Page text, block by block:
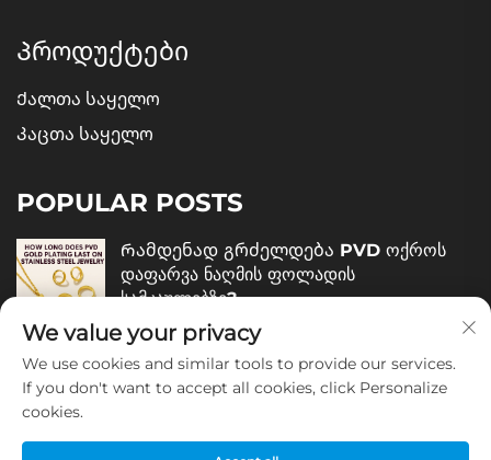
Პროდუქტები
Ქალთა საყელო
Კაცთა საყელო
POPULAR POSTS
Რამდენად გრძელდება PVD ოქროს
დაფარვა ნაღმის ფოლადის
სამკაულებზე?
December 05, 2025
Როგორ შევაფასოთ ნაღმის ფოლადის
December 04, 2025
We value your privacy
We use cookies and similar tools to provide our services.
If you don't want to accept all cookies, click Personalize
cookies.